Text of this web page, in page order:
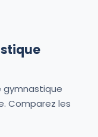
gymnastique
Comparez les